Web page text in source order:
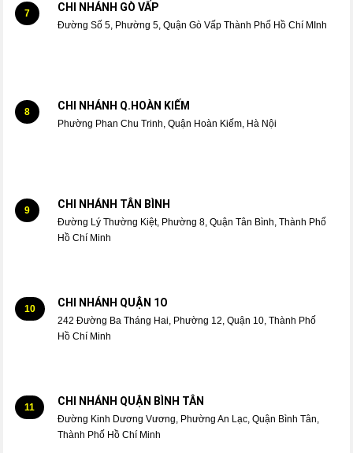
7 CHI NHÁNH GÒ VẤP
Đường Số 5, Phường 5, Quận Gò Vấp Thành Phố Hồ Chí MInh
8 CHI NHÁNH Q.HOÀN KIẾM
Phường Phan Chu Trinh, Quận Hoàn Kiếm, Hà Nội
9 CHI NHÁNH TÂN BÌNH
Đường Lý Thường Kiệt, Phường 8, Quận Tân Bình, Thành Phố
Hồ Chí Minh
10 CHI NHÁNH QUẬN 1O
242 Đường Ba Tháng Hai, Phường 12, Quận 10, Thành Phố
Hồ Chí Minh
11 CHI NHÁNH QUẬN BÌNH TÂN
Đường Kinh Dương Vương, Phường An Lạc, Quận Bình Tân,
Thành Phố Hồ Chí Minh